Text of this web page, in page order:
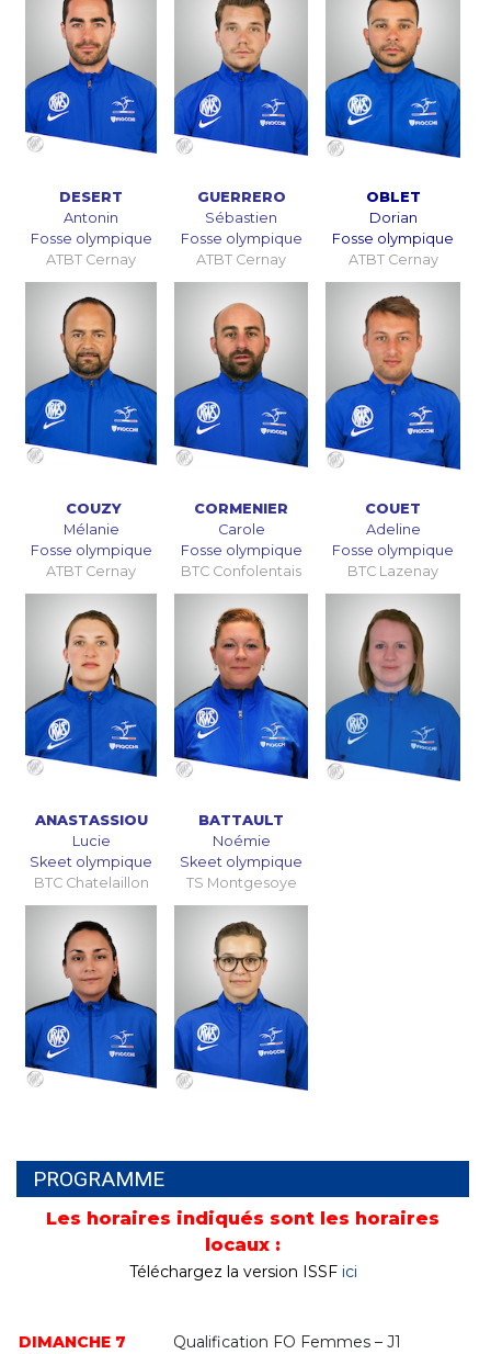
DESERT
Antonin
Fosse olympique
ATBT Cernay
GUERRERO
Sébastien
Fosse olympique
ATBT Cernay
OBLET
Dorian
Fosse olympique
ATBT Cernay
COUZY
Mélanie
Fosse olympique
ATBT Cernay
CORMENIER
Carole
Fosse olympique
BTC Confolentais
COUET
Adeline
Fosse olympique
BTC Lazenay
ANASTASSIOU
Lucie
Skeet olympique
BTC Chatelaillon
BATTAULT
Noémie
Skeet olympique
TS Montgesoye
PROGRAMME
Les horaires indiqués sont les horaires
locaux :
Téléchargez la version ISSF ici
DIMANCHE 7
Qualification FO Femmes – J1